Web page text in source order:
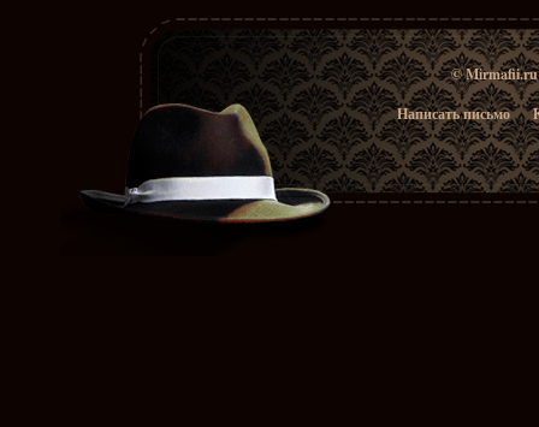
© Mirmafii.ru
Написать письмо